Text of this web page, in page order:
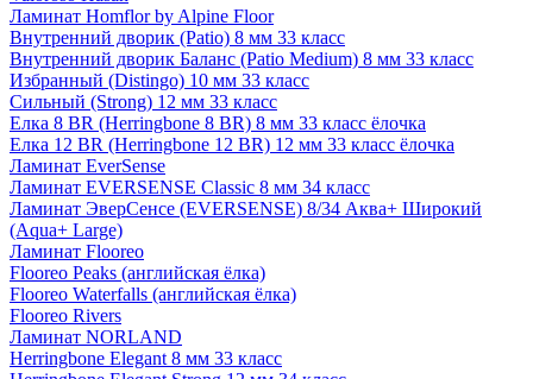
Ламинат Homflor by Alpine Floor
Внутренний дворик (Patio) 8 мм 33 класс
Внутренний дворик Баланс (Patio Medium) 8 мм 33 класс
Избранный (Distingo) 10 мм 33 класс
Сильный (Strong) 12 мм 33 класс
Елка 8 BR (Herringbone 8 BR) 8 мм 33 класс ёлочка
Елка 12 BR (Herringbone 12 BR) 12 мм 33 класс ёлочка
Ламинат EverSense
Ламинат EVERSENSE Classic 8 мм 34 класс
Ламинат ЭверСенсе (EVERSENSE) 8/34 Аква+ Широкий
(Aqua+ Large)
Ламинат Flooreo
Flooreo Peaks (английская ёлка)
Flooreo Waterfalls (английская ёлка)
Flooreo Rivers
Ламинат NORLAND
Herringbone Elegant 8 мм 33 класс